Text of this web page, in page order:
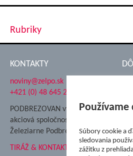
Rubriky
KONTAKTY
noviny@zelpo.sk
+421 (0) 48 645 2711
PODBREZOVAN vydáva
akciová spoločnosť
Železiarne Podbrezová
TIRÁŽ & KONTAKT
ŠK
Používame
Súbory cookie a
sledovania
zážitku z